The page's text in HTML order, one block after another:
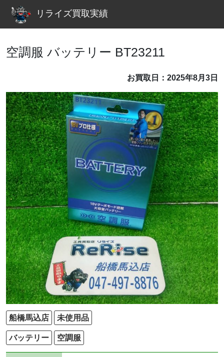
リライズ買取実績
空調服 バッテリー BT23211
お買取日：2025年8月3日
船橋馬込店 未使用品
バッテリー 空調服